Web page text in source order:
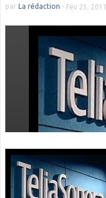
par La rédaction - Fév 23, 2011